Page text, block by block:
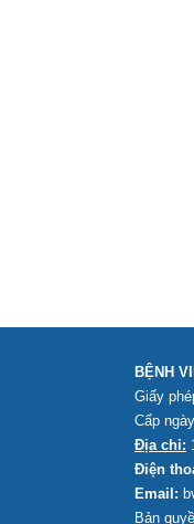
BỆNH
Giấy
Cấp
Địa chỉ:
Điện
Email:
Bản